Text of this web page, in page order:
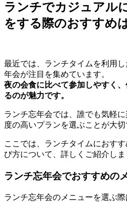
ランチでカジュアル
をする際のおすすめ
最近では、ランチタイムを利用
年会が注目を集めています。
夜の会食に比べて参加しやすく
るのが魅力です。
ランチ忘年会では、誰でも気軽
度の高いプランを選ぶことが大切
ここでは、ランチタイムにおす
び方について、詳しくご紹介しま
ランチ忘年会でおすすめの
ランチ忘年会のメニューを選ぶ際